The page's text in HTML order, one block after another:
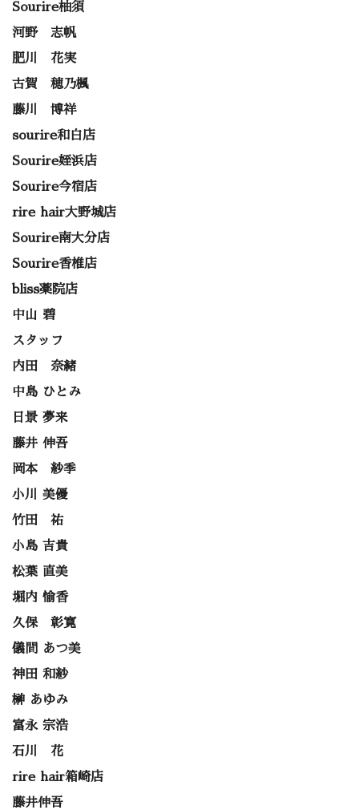
Sourire柚須
河野 志帆
肥川 花実
古賀 穂乃楓
藤川 博祥
sourire和白店
Sourire姪浜店
Sourire今宿店
rire hair大野城店
Sourire南大分店
Sourire香椎店
bliss薬院店
中山 碧
スタッフ
内田 奈緒
中島 ひとみ
日景 夢来
藤井 伸吾
岡本 紗季
小川 美優
竹田 祐
小島 吉貴
松葉 直美
堀内 愉香
久保 彰寛
儀間 あつ美
神田 和紗
榊 あゆみ
富永 宗浩
石川 花
rire hair箱崎店
藤井伸吾